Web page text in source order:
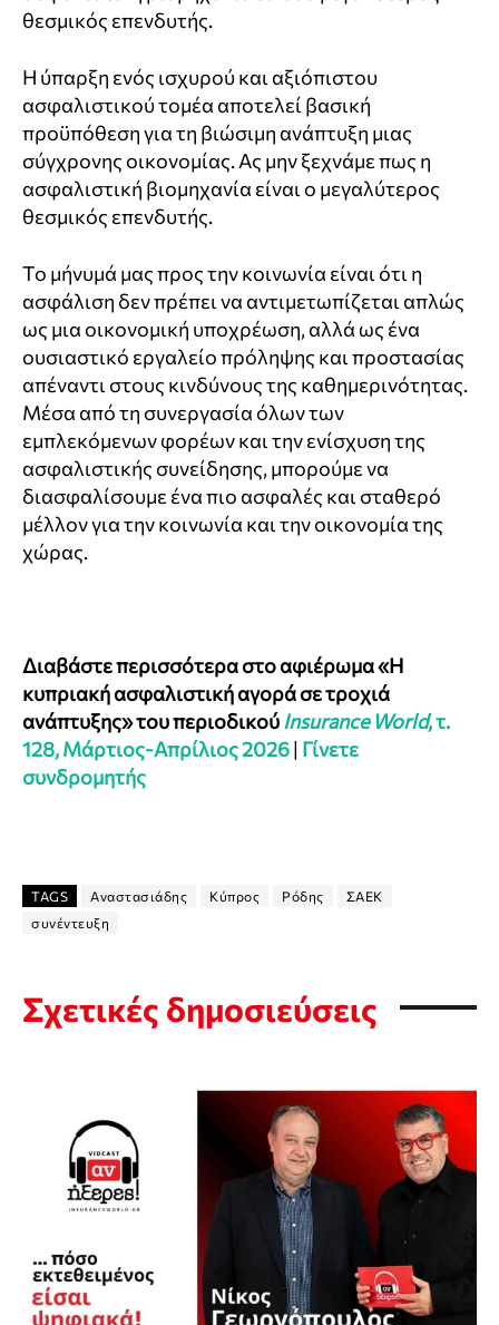
θεσμικός επενδυτής.
Η ύπαρξη ενός ισχυρού και αξιόπιστου
ασφαλιστικού τομέα αποτελεί βασική
προϋπόθεση για τη βιώσιμη ανάπτυξη μιας
σύγχρονης οικονομίας. Ας μην ξεχνάμε πως η
ασφαλιστική βιομηχανία είναι ο μεγαλύτερος
θεσμικός επενδυτής.
Το μήνυμά μας προς την κοινωνία είναι ότι η
ασφάλιση δεν πρέπει να αντιμετωπίζεται απλώς
ως μια οικονομική υποχρέωση, αλλά ως ένα
ουσιαστικό εργαλείο πρόληψης και προστασίας
απέναντι στους κινδύνους της καθημερινότητας.
Μέσα από τη συνεργασία όλων των
εμπλεκόμενων φορέων και την ενίσχυση της
ασφαλιστικής συνείδησης, μπορούμε να
διασφαλίσουμε ένα πιο ασφαλές και σταθερό
μέλλον για την κοινωνία και την οικονομία της
χώρας.
Διαβάστε περισσότερα στο αφιέρωμα «Η
κυπριακή ασφαλιστική αγορά σε τροχιά
ανάπτυξης» του περιοδικού Insurance World, τ.
128, Μάρτιος-Απρίλιος 2026| Γίνετε
συνδρομητής
TAGS Αναστασιάδης Κύπρος Ρόδης
ΣΑΕΚ
συνέντευξη
Σχετικές δημοσιεύσεις